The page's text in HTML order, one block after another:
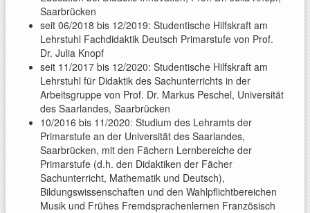
Saarbrücken
seit 06/2018 bis 12/2019: Studentische Hilfskraft am
Lehrstuhl Fachdidaktik Deutsch Primarstufe von Prof.
Dr. Julia Knopf
seit 11/2017 bis 12/2020: Studentische Hilfskraft am
Lehrstuhl für Didaktik des Sachunterrichts in der
Arbeitsgruppe von Prof. Dr. Markus Peschel, Universität
des Saarlandes, Saarbrücken
10/2016 bis 11/2020: Studium des Lehramts der
Primarstufe an der Universität des Saarlandes,
Saarbrücken, mit den Fächern Lernbereiche der
Primarstufe (d.h. den Didaktiken der Fächer
Sachunterricht, Mathematik und Deutsch),
Bildungswissenschaften und den Wahlpflichtbereichen
Musik und Frühes Fremdsprachenlernen Französisch